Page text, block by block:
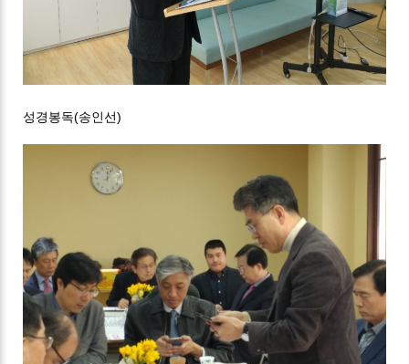
성경봉독(송인선)